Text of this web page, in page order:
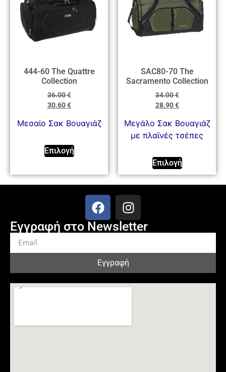
444-60 The Quattre
Collection
36.00€
30.60€
Mεσαίο Σακ Βουαγιάζ
Επιλογή
SAC80-70 The
Sacramento Collection
34.00€
28.90€
Μεγάλο Σακ Βουαγιάζ
με πλαϊνές τσέπες
Επιλογή
Εγγραφή στο Newsletter
Εγγραφή